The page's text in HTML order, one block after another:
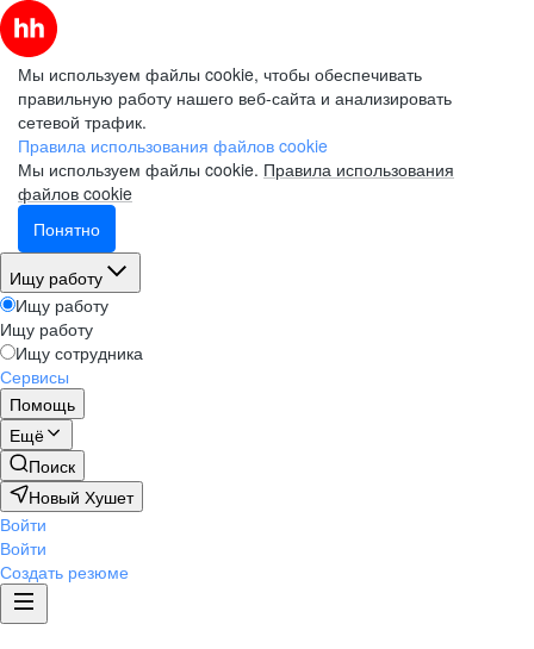
Мы используем файлы cookie, чтобы обеспечивать
правильную работу нашего веб-сайта и анализировать
сетевой трафик.
Правила использования файлов cookie
Мы используем файлы cookie. Правила использования
файлов cookie
Понятно
Ищу работу
Ищу работу
Ищу работу
Ищу сотрудника
Сервисы
Помощь
Ещё
Поиск
Новый Хушет
Войти
Войти
Создать резюме